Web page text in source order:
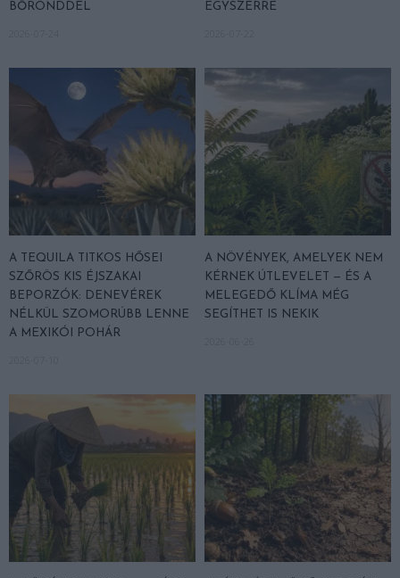
BŐRÖNDDEL
EGYSZERRE
A TEQUILA TITKOS HŐSEI
SZŐRÖS KIS ÉJSZAKAI
BEPORZÓK: DENEVÉREK
NÉLKÜL SZOMORÚBB LENNE
A MEXIKÓI POHÁR
A NÖVÉNYEK, AMELYEK NEM
KÉRNEK ÚTLEVELET — ÉS A
MELEGEDŐ KLÍMA MÉG
SEGÍTHET IS NEKIK